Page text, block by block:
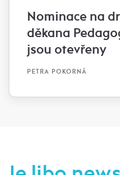
Nominace na
děkana
jsou otevřeny
PETRA POKORNÁ